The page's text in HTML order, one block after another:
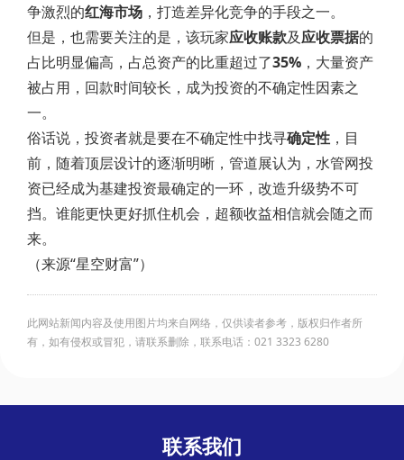
争激烈的红海市场 ，打造差异化竞争的手段之一。
但是，也需要关注的是，该玩家应收账款及应收票据的
占比明显偏高，占总资产的比重超过了35% ，大量资产
被占用，回款时间较长，成为投资的不确定性因素之
一。
俗话说，投资者就是要在不确定性中找寻确定性 ，目
前，随着顶层设计的逐渐明晰，管道展认为，水管网投
资已经成为基建投资最确定的一环，改造升级势不可
挡。谁能更快更好抓住机会，超额收益相信就会随之而
来。
（来源“星空财富”）
此网站新闻内容及使用图片均来自网络，仅供读者参考，版权归作者所
有，如有侵权或冒犯，请联系删除，联系电话：021 3323 6280
联系我们